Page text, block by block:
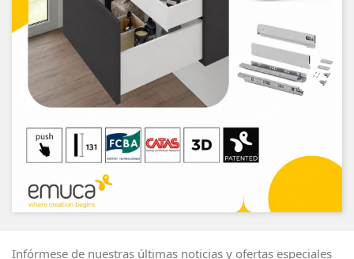
Infórmese de nuestras últimas noticias y ofertas especiales